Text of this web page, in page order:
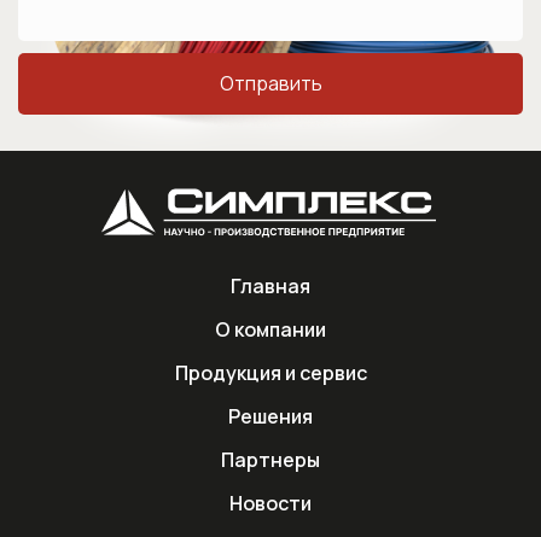
Главная
О компании
Продукция и сервис
Решения
Партнеры
Новости